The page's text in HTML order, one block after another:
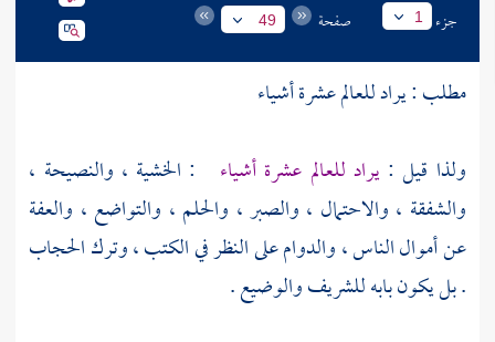
جزء 1 صفحة 49
مطلب : يراد للعالم عشرة أشياء
ولذا قيل :يراد للعالم عشرة أشياء
: الخشية ، والنصيحة ،
والشفقة ، والاحتمال ، والصبر ، والحلم ، والتواضع ، والعفة
عن أموال الناس ، والدوام على النظر في الكتب ، وترك الحجاب
. بل يكون بابه للشريف والوضيع .